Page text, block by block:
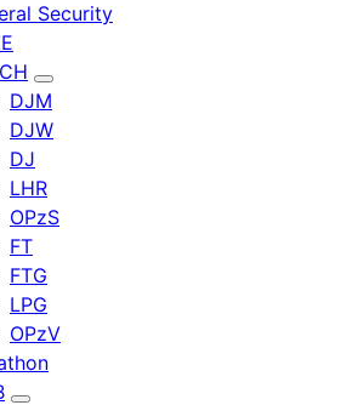
Security
DJM
DJW
DJ
LHR
OPzS
FT
FTG
LPG
OPzV